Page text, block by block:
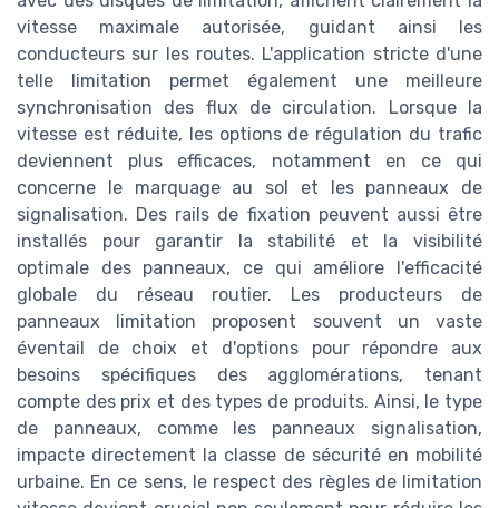
vitesse maximale autorisée, guidant ainsi les
conducteurs sur les routes. L'application stricte d'une
telle limitation permet également une meilleure
synchronisation des flux de circulation. Lorsque la
vitesse est réduite, les options de régulation du trafic
deviennent plus efficaces, notamment en ce qui
concerne le marquage au sol et les panneaux de
signalisation. Des rails de fixation peuvent aussi être
installés pour garantir la stabilité et la visibilité
optimale des panneaux, ce qui améliore l'efficacité
globale du réseau routier. Les producteurs de
panneaux limitation proposent souvent un vaste
éventail de choix et d'options pour répondre aux
besoins spécifiques des agglomérations, tenant
compte des prix et des types de produits. Ainsi, le type
de panneaux, comme les panneaux signalisation,
impacte directement la classe de sécurité en mobilité
urbaine. En ce sens, le respect des règles de limitation